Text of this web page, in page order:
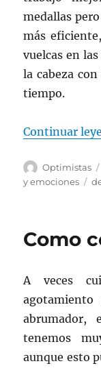
medallas
más
vuelcas en
la cabeza
tiempo.
Continuar
Autor
Optimistas
y emociones
Como
A veces
abrumador,
tenemos
aunque esto